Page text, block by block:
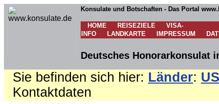
Konsulate und Botschaften - Das Portal
HOME REISEZIELE
VISA-
INFO
LANDKARTE IMPRESSUM
Deutsches Honorarkonsulat
Sie befinden sich hier: Länder:
Kontaktdaten